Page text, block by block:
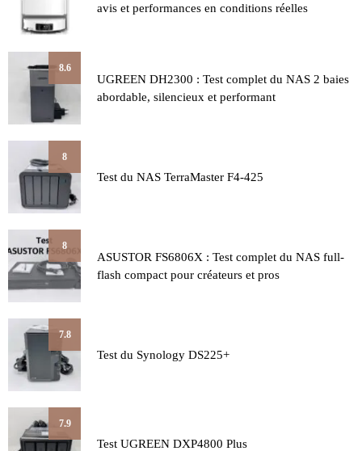
avis et performances en conditions réelles
8.6
UGREEN DH2300 : Test complet du NAS 2 baies
abordable, silencieux et performant
8
Test du NAS TerraMaster F4-425
8
ASUSTOR FS6806X : Test complet du NAS full-
flash compact pour créateurs et pros
7.8
Test du Synology DS225+
7.9
Test UGREEN DXP4800 Plus